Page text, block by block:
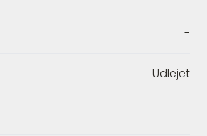
-
Udlejet
-